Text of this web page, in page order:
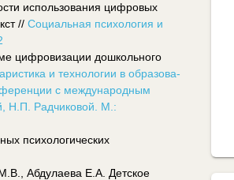
использования цифровых
// Социальная психология и
цифровизации дошкольного
и технологии в образова­
с международным
Н.П. Радчиковой. М.:
психологических
Абдулаева Е.А. Детское